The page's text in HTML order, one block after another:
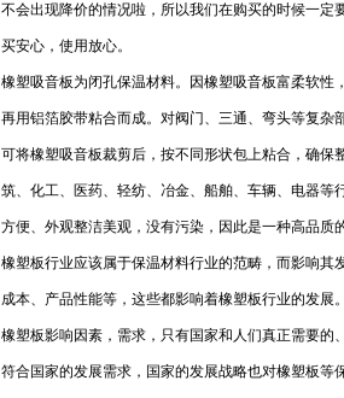
不会出现降价的情况啦，所以我们在购买的时候一
买安心，使用放心。
橡塑吸音板为闭孔保温材料。因橡塑吸音板富柔软
再用铝箔胶带粘合而成。对阀门、三通、弯头等复杂
可将橡塑吸音板裁剪后，按不同形状包上粘合，确
筑、化工、医药、轻纺、冶金、船舶、车辆、电器
方便、外观整洁美观，没有污染，因此是一种高品质
橡塑板行业应该属于保温材料行业的范畴，而影响
成本、产品性能等，这些都影响着橡塑板行业的发展。
橡塑板影响因素，需求，只有国家和人们真正需要
符合国家的发展需求，国家的发展战略也对橡塑板